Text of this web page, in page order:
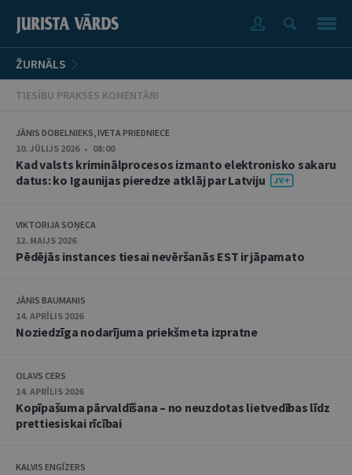
ŽURNĀLS
TIESĪBU PRAKSES KOMENTĀRI
JĀNIS DOBELNIEKS, IVETA PRIEDNIECE
10. JŪLIJS 2026 • 08:00
Kad valsts kriminālprocesos izmanto elektronisko sakaru
datus: ko Igaunijas pieredze atklāj par Latviju
VIKTORIJA SOŅECA
12. MAIJS 2026
Pēdējās instances tiesai nevēršanās EST ir jāpamato
JĀNIS BAUMANIS
14. APRĪLIS 2026
Noziedzīga nodarījuma priekšmeta izpratne
OLAVS CERS
14. APRĪLIS 2026
Kopīpašuma pārvaldīšana – no neuzdotas lietvedības līdz
prettiesiskai rīcībai
KALVIS ENGĪZERS